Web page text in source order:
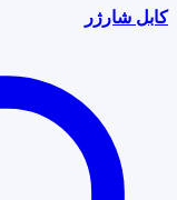
کابل شارژر